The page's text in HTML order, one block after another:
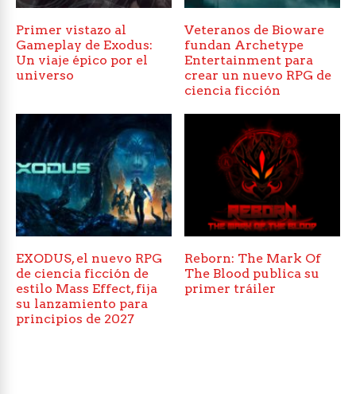
Primer vistazo al
Gameplay de Exodus:
Un viaje épico por el
universo
Veteranos de Bioware
fundan Archetype
Entertainment para
crear un nuevo RPG de
ciencia ficción
EXODUS, el nuevo RPG
de ciencia ficción de
estilo Mass Effect, fija
su lanzamiento para
principios de 2027
Reborn: The Mark Of
The Blood publica su
primer tráiler